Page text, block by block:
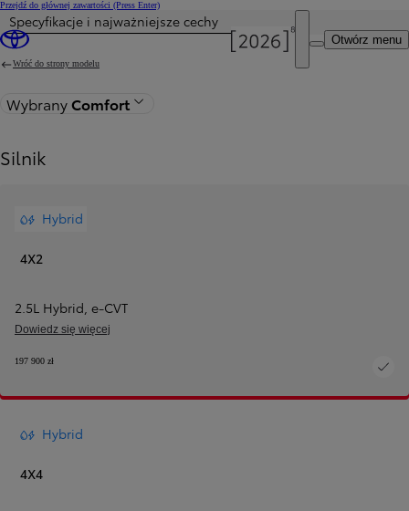
Przejdź do głównej zawartości (Press Enter)
Otwórz menu
Specyfikacje i najważniejsze cechy
Wróć do strony modelu
WybranyComfort
Silnik
Hybrid
4X2
2.5L Hybrid, e‑CVT
Dowiedz się więcej
197 900 zł
Hybrid
4X4